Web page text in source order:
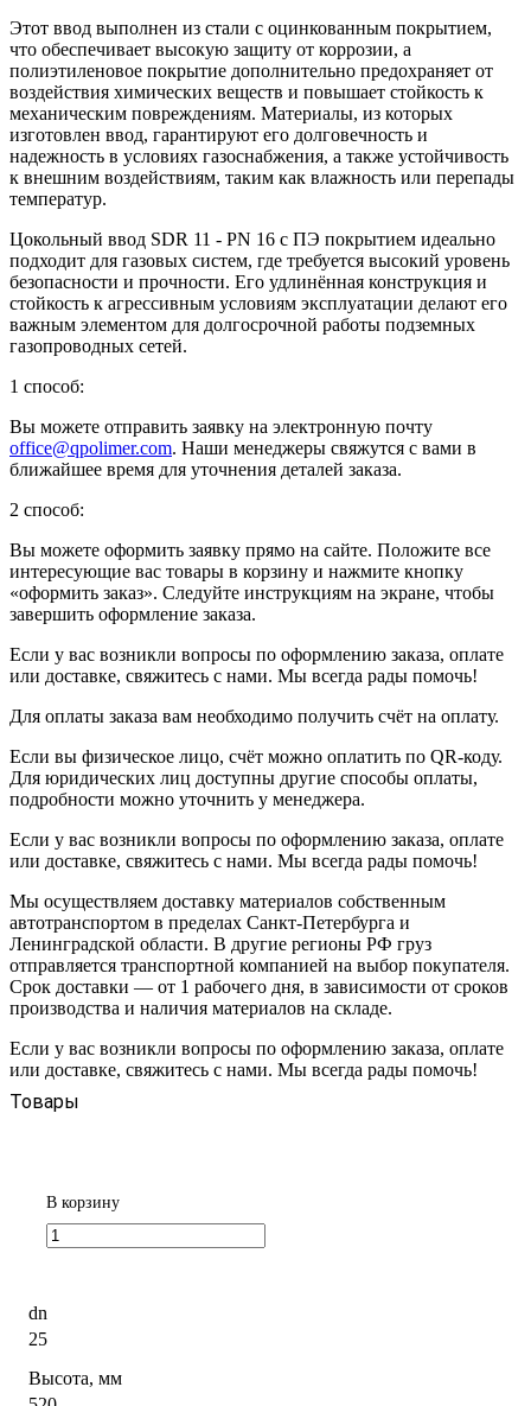
Этот ввод выполнен из стали с оцинкованным покрытием,
что обеспечивает высокую защиту от коррозии, а
полиэтиленовое покрытие дополнительно предохраняет от
воздействия химических веществ и повышает стойкость к
механическим повреждениям. Материалы, из которых
изготовлен ввод, гарантируют его долговечность и
надежность в условиях газоснабжения, а также устойчивость
к внешним воздействиям, таким как влажность или перепады
температур.
Цокольный ввод SDR 11 - PN 16 с ПЭ покрытием идеально
подходит для газовых систем, где требуется высокий уровень
безопасности и прочности. Его удлинённая конструкция и
стойкость к агрессивным условиям эксплуатации делают его
важным элементом для долгосрочной работы подземных
газопроводных сетей.
1 способ:
Вы можете отправить заявку на электронную почту
office@qpolimer.com. Наши менеджеры свяжутся с вами в
ближайшее время для уточнения деталей заказа.
2 способ:
Вы можете оформить заявку прямо на сайте. Положите все
интересующие вас товары в корзину и нажмите кнопку
«оформить заказ». Следуйте инструкциям на экране, чтобы
завершить оформление заказа.
Если у вас возникли вопросы по оформлению заказа, оплате
или доставке, свяжитесь с нами. Мы всегда рады помочь!
Для оплаты заказа вам необходимо получить счёт на оплату.
Если вы физическое лицо, счёт можно оплатить по QR-коду.
Для юридических лиц доступны другие способы оплаты,
подробности можно уточнить у менеджера.
Если у вас возникли вопросы по оформлению заказа, оплате
или доставке, свяжитесь с нами. Мы всегда рады помочь!
Мы осуществляем доставку материалов собственным
автотранспортом в пределах Санкт-Петербурга и
Ленинградской области. В другие регионы РФ груз
отправляется транспортной компанией на выбор покупателя.
Срок доставки — от 1 рабочего дня, в зависимости от сроков
производства и наличия материалов на складе.
Если у вас возникли вопросы по оформлению заказа, оплате
или доставке, свяжитесь с нами. Мы всегда рады помочь!
Товары
В корзину
dn
25
Высота, мм